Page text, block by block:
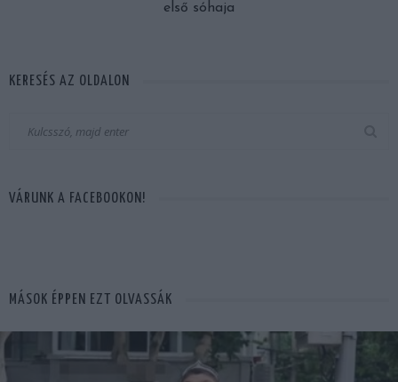
első sóhaja
KERESÉS AZ OLDALON
VÁRUNK A FACEBOOKON!
MÁSOK ÉPPEN EZT OLVASSÁK